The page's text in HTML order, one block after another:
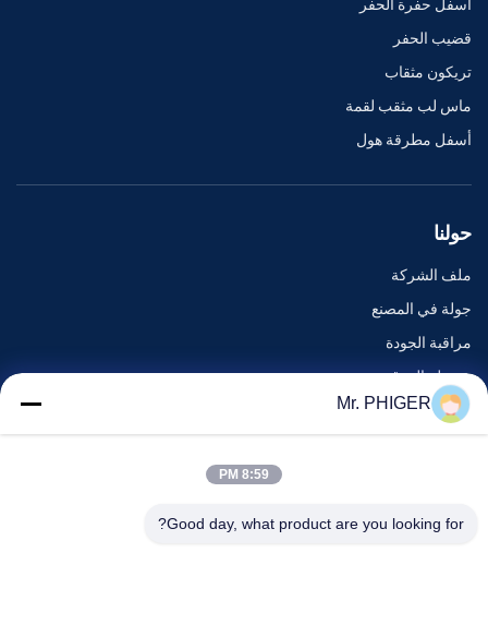
أسفل حفرة الحفر
قضيب الحفر
تريكون مثقاب
ماس لب مثقب لقمة
أسفل مطرقة هول
حولنا
ملف الشركة
جولة في المصنع
مراقبة الجودة
خريطة الموقع
اتصل بناMr. PHIGER
8:59 PM
Good day, what product are you looking for?